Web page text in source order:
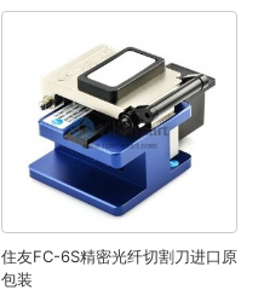
住友FC-6S精密光纤切割刀进口原
包装